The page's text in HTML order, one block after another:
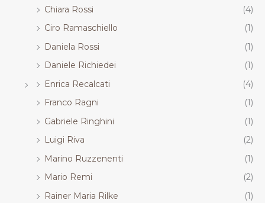
Chiara Rossi
(4)
Ciro Ramaschiello
(1)
Daniela Rossi
(1)
Daniele Richiedei
(1)
Enrica Recalcati
(4)
Franco Ragni
(1)
Gabriele Ringhini
(1)
Luigi Riva
(2)
Marino Ruzzenenti
(1)
Mario Remi
(2)
Rainer Maria Rilke
(1)